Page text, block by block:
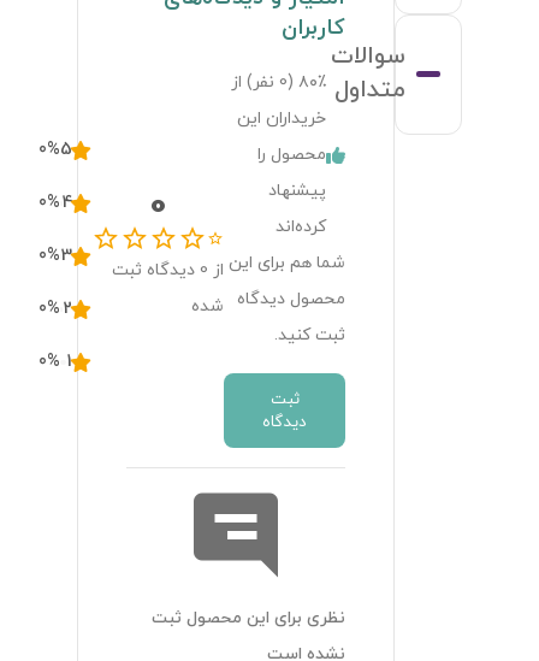
سوالات
متداول
کاربران
۸۰٪ ( 0 نفر) از
خریداران این
محصول را
پیشنهاد
کرده‌اند
شما هم برای این
محصول دیدگاه
ثبت کنید.
ثبت
دیدگاه
0
از 0 دیدگاه ثبت
شده
5
0%
4
0%
3
0%
2
0%
1
0%
نظری برای این محصول ثبت
نشده است